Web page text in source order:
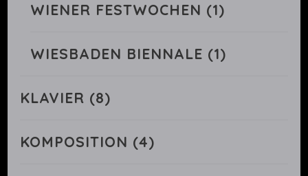
WIENER FESTWOCHEN (1)
WIESBADEN BIENNALE (1)
KLAVIER (8)
KOMPOSITION (4)